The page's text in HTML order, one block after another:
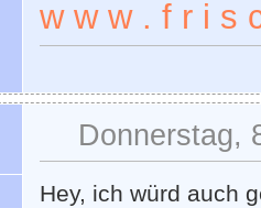
w w w . f r i s
Donnerstag,
Hey, ich würd auch